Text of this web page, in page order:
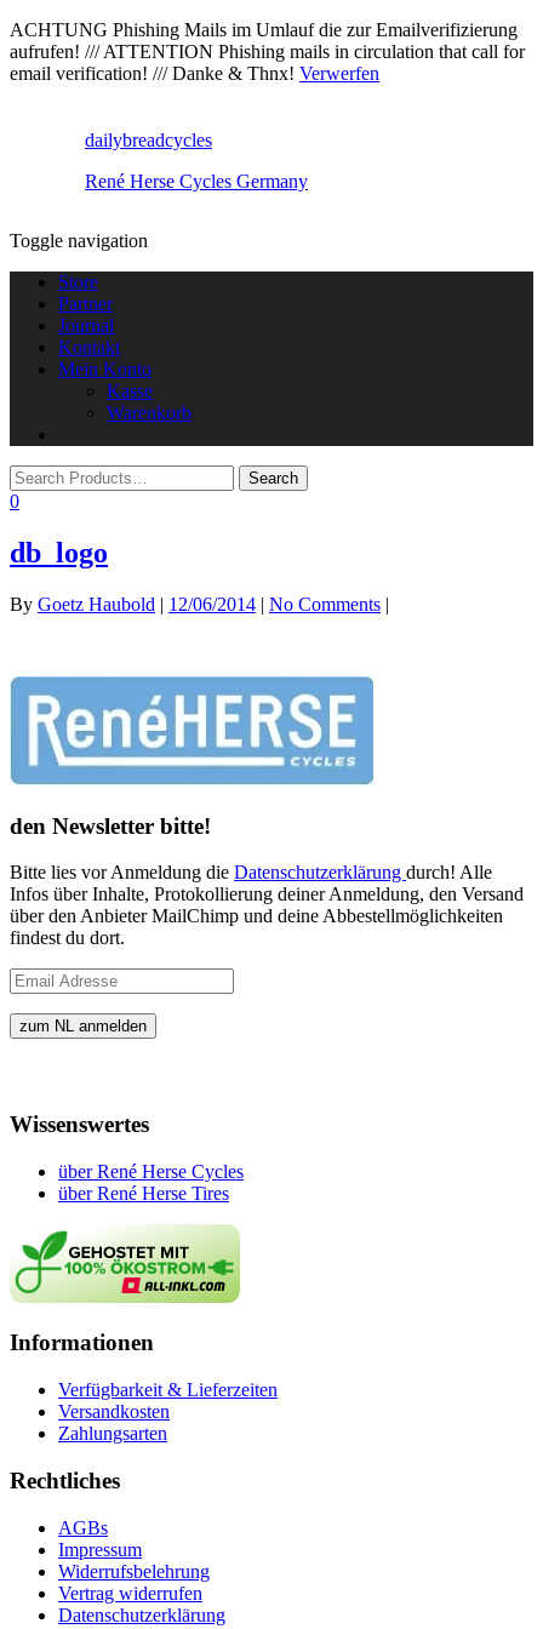
ACHTUNG Phishing Mails im Umlauf die zur Emailverifizierung
aufrufen! /// ATTENTION Phishing mails in circulation that call for
email verification! /// Danke & Thnx! Verwerfen
dailybreadcycles
René Herse Cycles Germany
Toggle navigation
Store
Partner
Journal
Kontakt
Mein Konto
Kasse
Warenkorb
0
db_logo
By Goetz Haubold | 12/06/2014 | No Comments |
den Newsletter bitte!
Bitte lies vor Anmeldung die Datenschutzerklärung durch! Alle
Infos über Inhalte, Protokollierung deiner Anmeldung, den Versand
über den Anbieter MailChimp und deine Abbestellmöglichkeiten
findest du dort.
Wissenswertes
über René Herse Cycles
über René Herse Tires
Informationen
Verfügbarkeit & Lieferzeiten
Versandkosten
Zahlungsarten
Rechtliches
AGBs
Impressum
Widerrufsbelehrung
Vertrag widerrufen
Datenschutzerklärung